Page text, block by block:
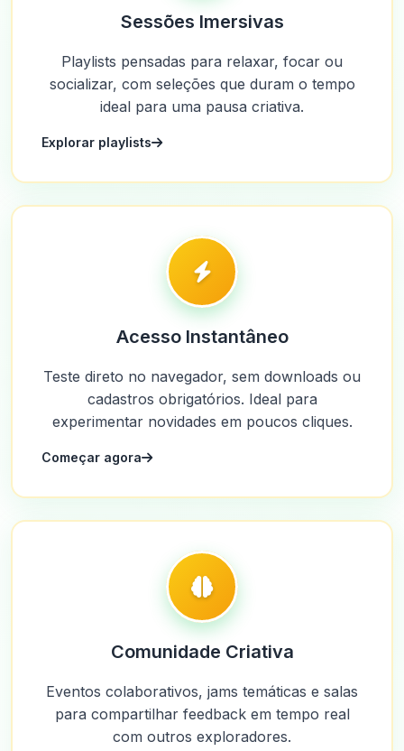
Sessões Imersivas
Playlists pensadas para relaxar, focar ou
socializar, com seleções que duram o tempo
ideal para uma pausa criativa.
Explorar playlists
Acesso Instantâneo
Teste direto no navegador, sem downloads ou
cadastros obrigatórios. Ideal para
experimentar novidades em poucos cliques.
Começar agora
Comunidade Criativa
Eventos colaborativos, jams temáticas e salas
para compartilhar feedback em tempo real
com outros exploradores.